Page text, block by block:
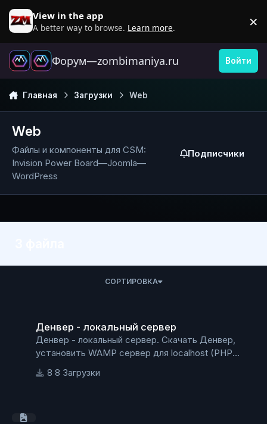
Перейти к содержанию
View in the app
A better way to browse. Learn more. ×
Форум—zombimaniya.ru Войти
Главная Загрузки Web
Web
Файлы и компоненты для CSM:
Invision Power Board—Joomla—
WordPress
Подписчики
СОРТИРОВКА
Денвер - локальный сервер
Денвер - локальный сервер. Скачать Денвер,
установить WAMP сервер для localhost (PHP
5.3.13, MySQL 5.1, PostgreSQL 8.4 etc.)
8 Загрузки